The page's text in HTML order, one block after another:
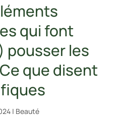
qui font
pousser les
que disent
| Beauté